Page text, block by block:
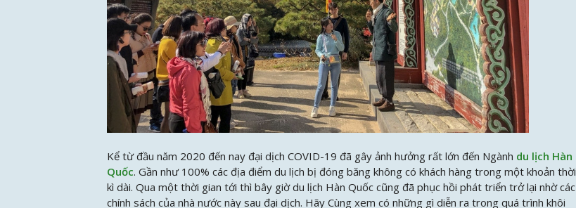
Kể từ đầu năm 2020 đến nay đại dịch COVID-19 đã gây ảnh hưởng rất lớn đến Ngành du lịch Hàn
Quốc. Gần như 100% các địa điểm du lịch bị đóng băng không có khách hàng trong một khoản thời
kì dài. Qua một thời gian tới thì bây giờ du lịch Hàn Quốc cũng đã phục hồi phát triển trở lại nhờ các
chính sách của nhà nước này sau đại dịch. Hãy Cùng xem có những gì diễn ra trong quá trình khôi